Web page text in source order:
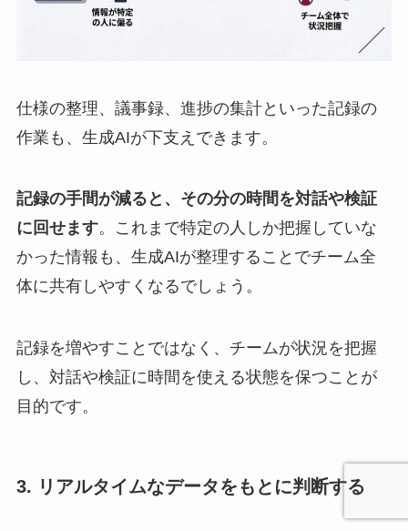
仕様の整理、議事録、進捗の集計といった記録の
作業も、生成AIが下支えできます。
記録の手間が減ると、その分の時間を対話や検証
に回せます。これまで特定の人しか把握していな
かった情報も、生成AIが整理することでチーム全
体に共有しやすくなるでしょう。
記録を増やすことではなく、チームが状況を把握
し、対話や検証に時間を使える状態を保つことが
目的です。
3. リアルタイムなデータをもとに判断する